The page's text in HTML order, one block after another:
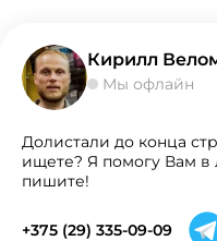
Кирилл
Мы офлайн
Долистали до конца
ищете? Я помогу Вам
пишите!
+375 (29) 335-09-09